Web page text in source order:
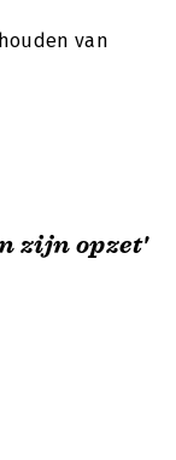
van
zijn opzet'